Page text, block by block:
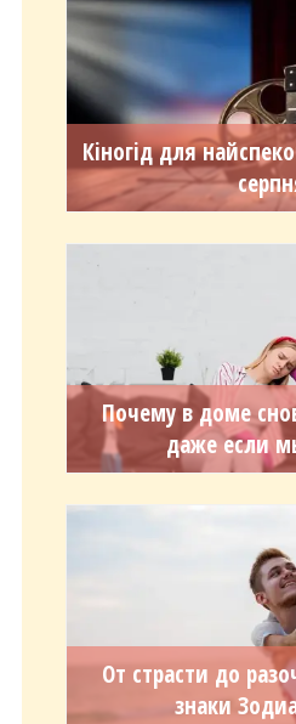
Кіногід для
Почему в доме
даже если
От страсти до
знаки